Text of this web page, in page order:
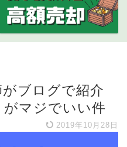
ブログで紹介
がマジでいい件
2019年10月28日